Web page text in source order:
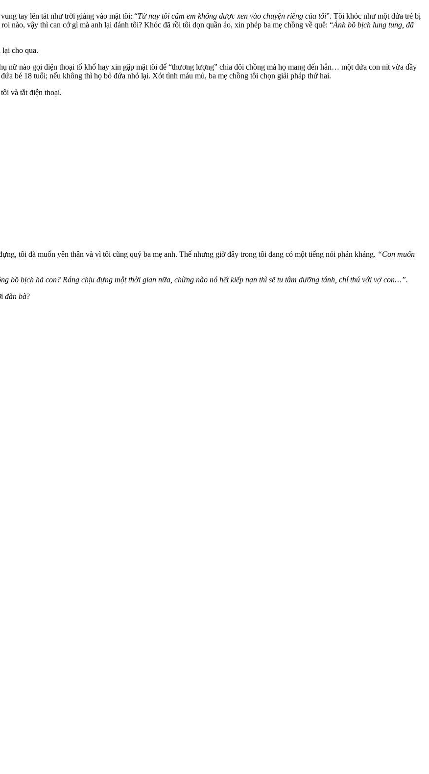
tay lên tát như trời giáng vào mặt tôi: “Từ nay tôi cấm em không được xen vào chuyện riêng của tôi”. Tôi khóc như một đứa trẻ bị
nào, vậy thì can cớ gì mà anh lại đánh tôi? Khóc đã rồi tôi dọn quần áo, xin phép ba mẹ chồng về quê: “Ảnh bồ bịch lung tung, đã
cho qua.
nữ nào gọi điện thoại tố khổ hay xin gặp mặt tôi để “thương lượng” chia đôi chồng mà họ mang đến hẳn… một đứa con nít vừa đầy
bé 18 tuổi; nếu không thì họ bỏ đứa nhỏ lại. Xót tình máu mủ, ba mẹ chồng tôi chọn giải pháp thứ hai.
và tắt điện thoại.
tôi đã muốn yên thân và vì tôi cũng quý ba mẹ anh. Thế nhưng giờ đây trong tôi đang có một tiếng nói phản kháng. “Con muốn
bồ bịch hả con? Ráng chịu đựng một thời gian nữa, chừng nào nó hết kiếp nạn thì sẽ tu tâm dưỡng tánh, chí thú với vợ con…”.
đàn bà?